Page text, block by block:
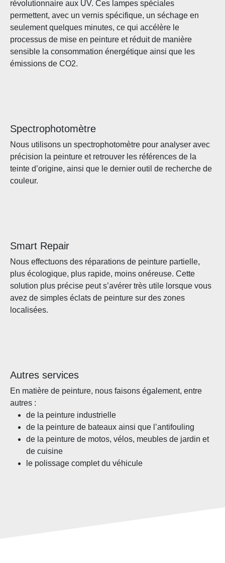
révolutionnaire aux UV. Ces lampes spéciales
permettent, avec un vernis spécifique, un séchage en
seulement quelques minutes, ce qui accélère le
processus de mise en peinture et réduit de manière
sensible la consommation énergétique ainsi que les
émissions de CO2.
Spectrophotomètre
Nous utilisons un spectrophotomètre pour analyser avec
précision la peinture et retrouver les références de la
teinte d’origine, ainsi que le dernier outil de recherche de
couleur.
Smart Repair
Nous effectuons des réparations de peinture partielle,
plus écologique, plus rapide, moins onéreuse. Cette
solution plus précise peut s’avérer très utile lorsque vous
avez de simples éclats de peinture sur des zones
localisées.
Autres services
En matière de peinture, nous faisons également, entre
autres :
de la peinture industrielle
de la peinture de bateaux ainsi que l’antifouling
de la peinture de motos, vélos, meubles de jardin et
de cuisine
le polissage complet du véhicule